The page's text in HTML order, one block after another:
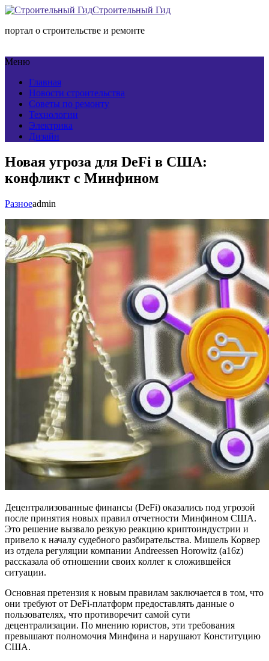
Строительный Гид
портал о строительстве и ремонте
Меню
Главная
Новости строительства
Советы по ремонту
Технологии
Электрика
Дизайн
Новая угроза для DeFi в США:
конфликт с Минфином
Разноеadmin
Децентрализованные финансы (DeFi) оказались под угрозой
после принятия новых правил отчетности Минфином США.
Это решение вызвало резкую реакцию криптоиндустрии и
привело к началу судебного разбирательства. Мишель Корвер
из отдела регуляции компании Andreessen Horowitz (a16z)
рассказала об отношении своих коллег к сложившейся
ситуации.
Основная претензия к новым правилам заключается в том, что
они требуют от DeFi-платформ предоставлять данные о
пользователях, что противоречит самой сути
децентрализации. По мнению юристов, эти требования
превышают полномочия Минфина и нарушают Конституцию
США.